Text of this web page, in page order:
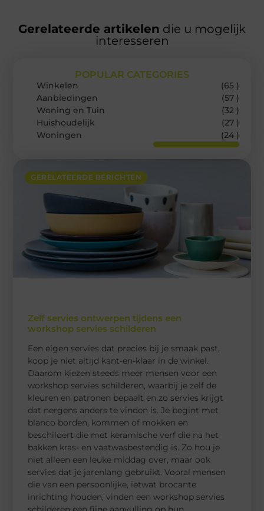
Gerelateerde artikelen die u mogelijk
interesseren
GERELATEERDE BERICHTEN
Zelf servies ontwerpen tijdens een
workshop servies schilderen
Een eigen servies dat precies bij je smaak past,
koop je niet altijd kant-en-klaar in de winkel.
Daarom kiezen steeds meer mensen voor een
workshop servies schilderen, waarbij je zelf de
kleuren en patronen bepaalt en zo servies krijgt
dat nergens anders te vinden is. Je begint met
blanco borden, kommen of mokken en
beschildert die met keramische verf die na het
bakken kras- en vaatwasbestendig is. Zo hou je
niet alleen een leuke middag over, maar ook
servies dat je jarenlang gebruikt. Vooral mensen
die van een persoonlijke, ietwat brocante
inrichting houden, vinden een workshop servies
POPULAR CATEGORIES
Winkelen
(65 )
Aanbiedingen
(57 )
Woning en Tuin
(32 )
Huishoudelijk
(27 )
Woningen
(24 )